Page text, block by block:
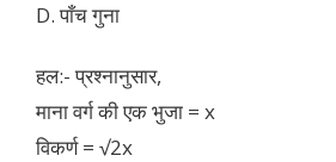
D. पाँच गुना
हल:- प्रश्नानुसार,
माना वर्ग की एक भुजा = x
विकर्ण = √2x